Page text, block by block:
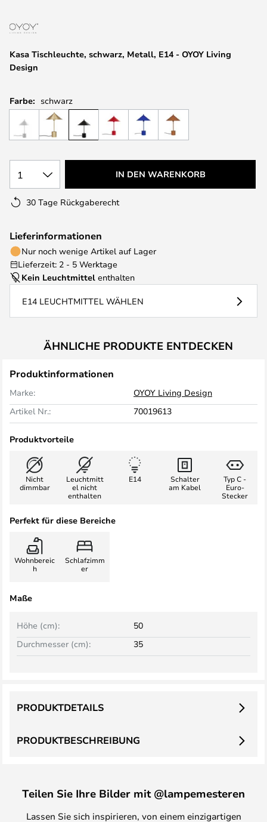
springen
Kasa Tischleuchte, schwarz, Metall, E14 - OYOY Living
Design
Farbe: schwarz
1 IN DEN WARENKORB
30 Tage Rückgaberecht
Lieferinformationen
Nur noch wenige Artikel auf Lager
Lieferzeit: 2 - 5 Werktage
Kein Leuchtmittel enthalten
E14 LEUCHTMITTEL WÄHLEN
ÄHNLICHE PRODUKTE ENTDECKEN
Produktinformationen
Marke:
OYOY Living Design
Artikel Nr.:
70019613
Produktvorteile
Nicht
dimmbar
Leuchtmitt
el nicht
enthalten
E14
Schalter
am Kabel
Typ C -
Euro-
Stecker
Perfekt für diese Bereiche
Wohnbereic
h
Schlafzimm
er
Maße
Höhe (cm):
50
Durchmesser (cm):
35
PRODUKTBESCHREIBUNG
PRODUKTDETAILS
Teilen Sie Ihre Bilder mit @lampemesteren
Lassen Sie sich inspirieren, von einem einzigartigen